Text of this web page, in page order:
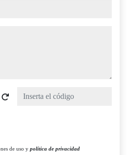
de uso y política de privacidad